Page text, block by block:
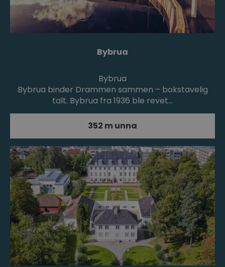
Bybrua
Bybrua
Bybrua binder Drammen sammen – bokstavelig
talt. Bybrua fra 1936 ble revet…
352 m unna